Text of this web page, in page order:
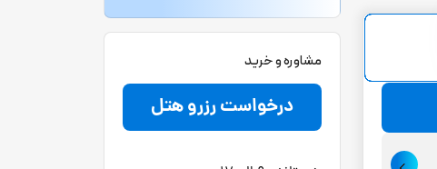
مشاوره و خرید
درخواست رزرو هتل